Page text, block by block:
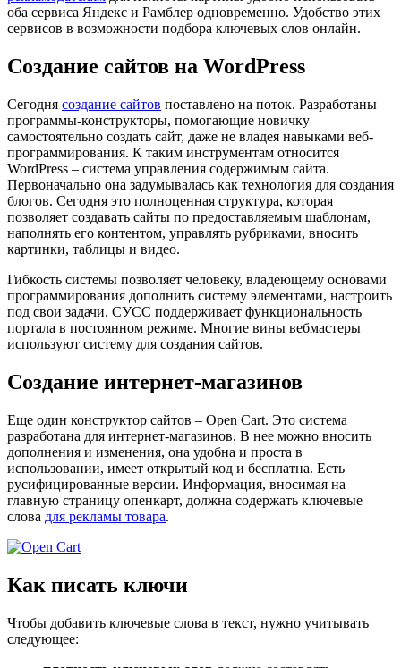
оба сервиса Яндекс и Рамблер одновременно. Удобство этих
сервисов в возможности подбора ключевых слов онлайн.
Создание сайтов на WordPress
Сегодня создание сайтов поставлено на поток. Разработаны
программы-конструкторы, помогающие новичку
самостоятельно создать сайт, даже не владея навыками веб-
программирования. К таким инструментам относится
WordPress – система управления содержимым сайта.
Первоначально она задумывалась как технология для создания
блогов. Сегодня это полноценная структура, которая
позволяет создавать сайты по предоставляемым шаблонам,
наполнять его контентом, управлять рубриками, вносить
картинки, таблицы и видео.
Гибкость системы позволяет человеку, владеющему основами
программирования дополнить систему элементами, настроить
под свои задачи. СУСС поддерживает функциональность
портала в постоянном режиме. Многие вины вебмастеры
используют систему для создания сайтов.
Создание интернет-магазинов
Еще один конструктор сайтов – Open Cart. Это система
разработана для интернет-магазинов. В нее можно вносить
дополнения и изменения, она удобна и проста в
использовании, имеет открытый код и бесплатна. Есть
русифицированные версии. Информация, вносимая на
главную страницу опенкарт, должна содержать ключевые
слова для рекламы товара.
Как писать ключи
Чтобы добавить ключевые слова в текст, нужно учитывать
следующее: